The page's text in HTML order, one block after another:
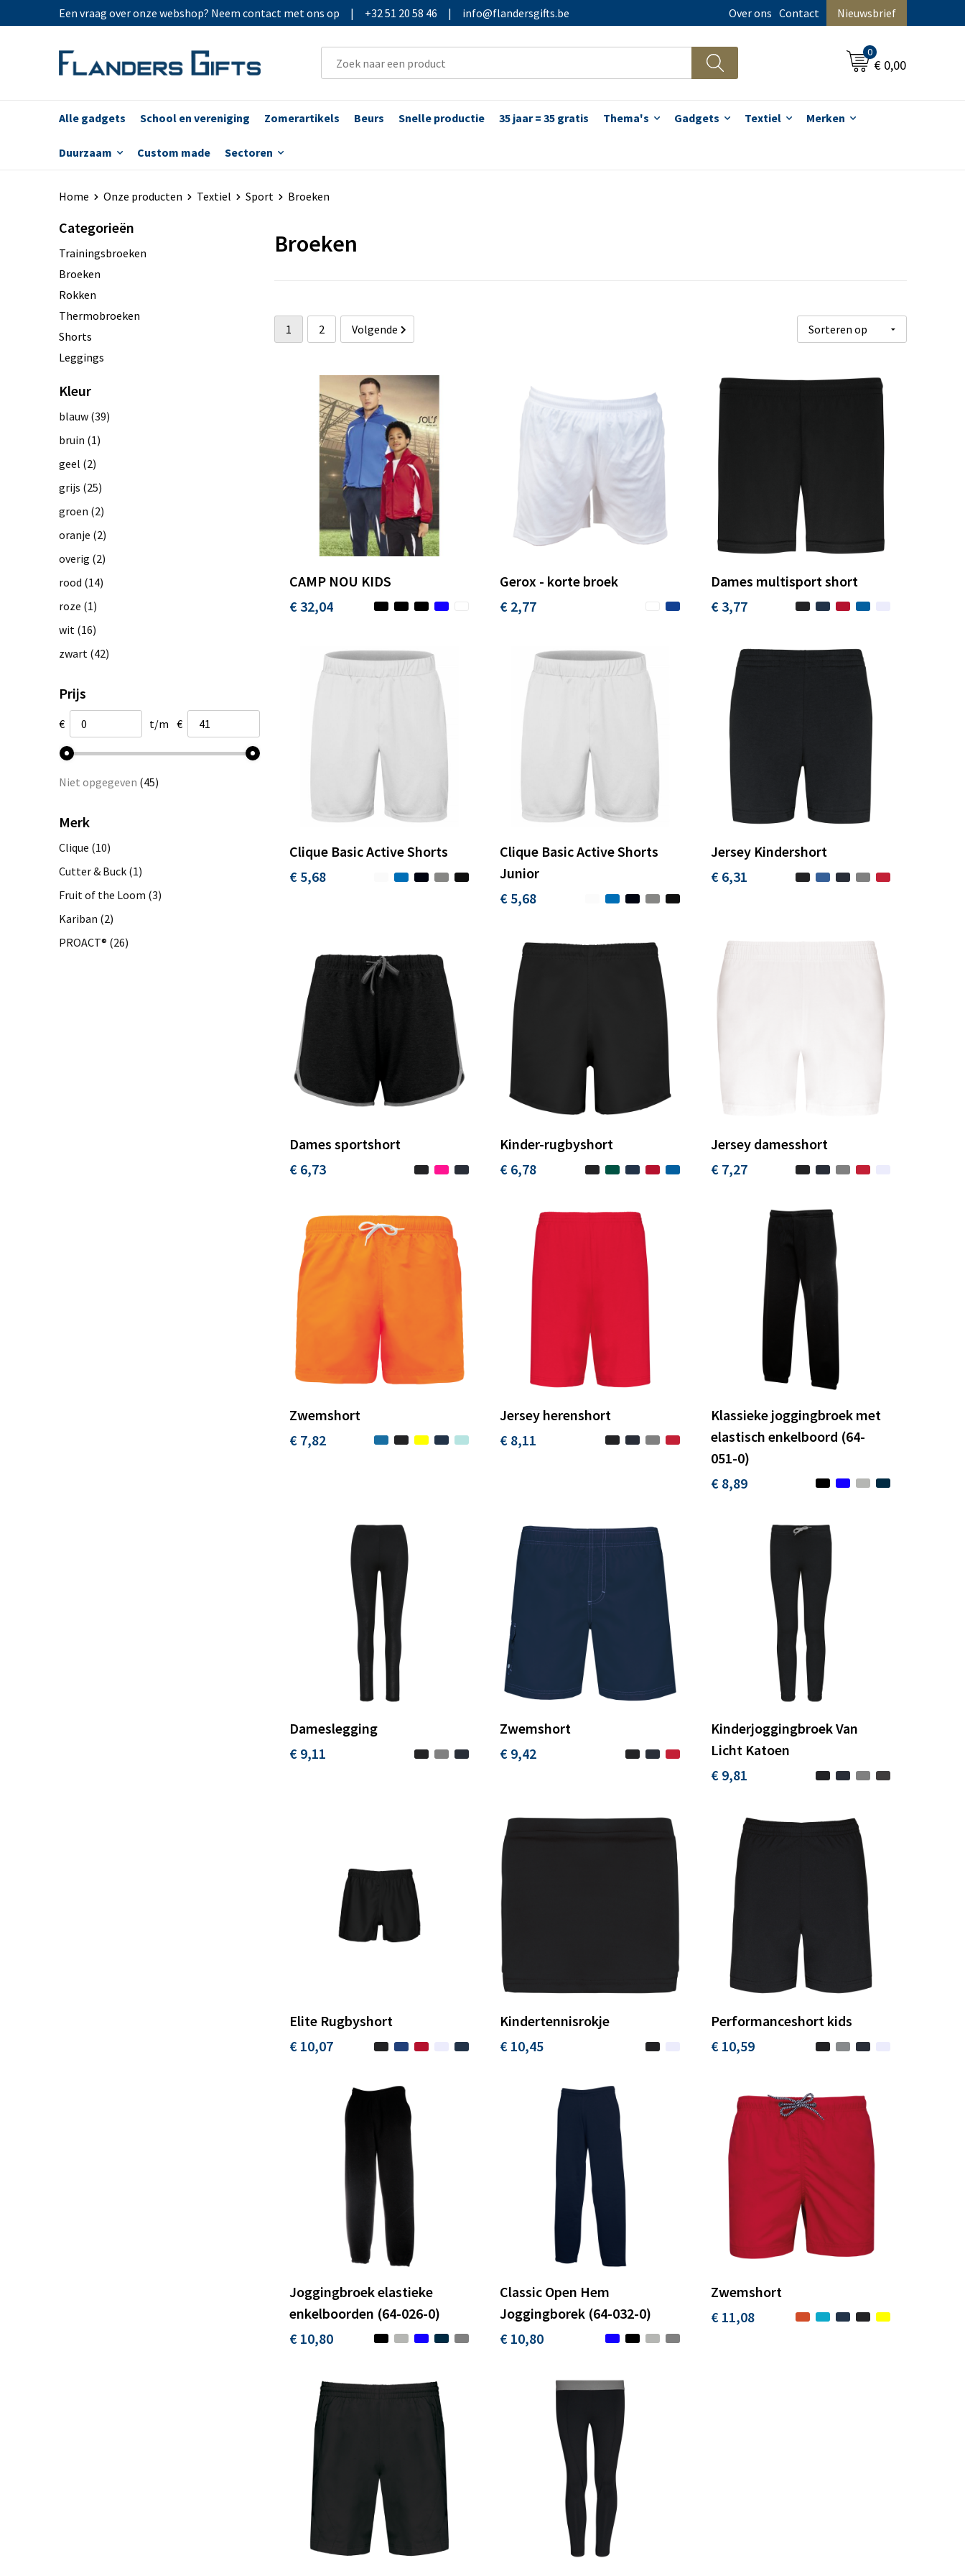
Een vraag over onze webshop? Neem contact met ons op | +32 51 20 58 46 | info@flandersgifts.be Over ons Contact Nieuwsbrief
0
€ 0,00
Alle gadgets School en vereniging Zomerartikels Beurs Snelle productie 35 jaar = 35 gratis Thema's Gadgets Textiel Merken
Duurzaam Custom made Sectoren
Home Onze producten Textiel Sport Broeken
Categorieën
Trainingsbroeken
Broeken
Rokken
Thermobroeken
Shorts
Leggings
Kleur
blauw (39)
bruin (1)
geel (2)
grijs (25)
groen (2)
oranje (2)
overig (2)
rood (14)
roze (1)
wit (16)
zwart (42)
Prijs
€ t/m €
Niet opgegeven (45)
Merk
Clique (10)
Cutter & Buck (1)
Fruit of the Loom (3)
Kariban (2)
PROACT® (26)
Broeken
1 2 Volgende
CAMP NOU KIDS
€ 32,04
Gerox - korte broek
€ 2,77
Dames multisport short
€ 3,77
Clique Basic Active Shorts
€ 5,68
Clique Basic Active Shorts
Junior
€ 5,68
Jersey Kindershort
€ 6,31
Dames sportshort
€ 6,73
Kinder-rugbyshort
€ 6,78
Jersey damesshort
€ 7,27
Zwemshort
€ 7,82
Jersey herenshort
€ 8,11
Klassieke joggingbroek met
elastisch enkelboord (64-
051-0)
€ 8,89
Dameslegging
€ 9,11
Zwemshort
€ 9,42
Kinderjoggingbroek Van
Licht Katoen
€ 9,81
Elite Rugbyshort
€ 10,07
Kindertennisrokje
€ 10,45
Performanceshort kids
€ 10,59
Joggingbroek elastieke
enkelboorden (64-026-0)
€ 10,80
Classic Open Hem
Joggingborek (64-032-0)
€ 10,80
Zwemshort
€ 11,08